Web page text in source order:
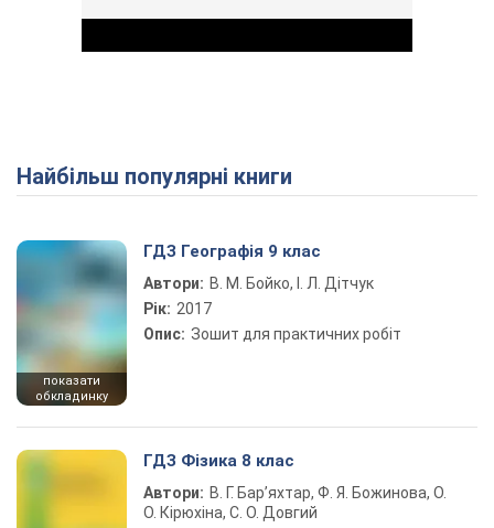
Play Video
Найбільш популярні книги
показати
обкладинку
ГДЗ Географія 9 клас
Автори: В. М. Бойко, І. Л. Дітчук
Рік: 2017
Опис: Зошит для практичних робіт
ГДЗ Фізика 8 клас
Автори: В. Г. Бар’яхтар, Ф. Я. Божинова, О.
О. Кірюхіна, С. О. Довгий